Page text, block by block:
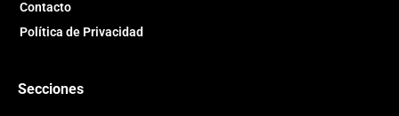
Contacto
Política de Privacidad
Secciones